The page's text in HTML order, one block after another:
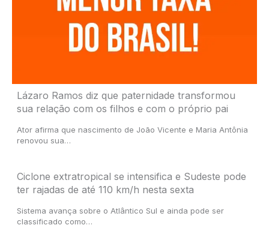
Lázaro Ramos diz que paternidade transformou
sua relação com os filhos e com o próprio pai
Ator afirma que nascimento de João Vicente e Maria Antônia
renovou sua…
Ciclone extratropical se intensifica e Sudeste pode
ter rajadas de até 110 km/h nesta sexta
Sistema avança sobre o Atlântico Sul e ainda pode ser
classificado como…